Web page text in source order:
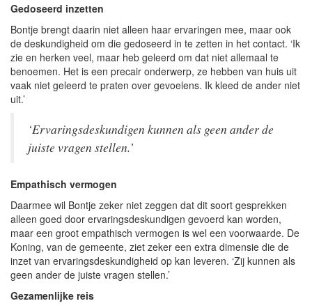
Gedoseerd inzetten
Bontje brengt daarin niet alleen haar ervaringen mee, maar ook
de deskundigheid om die gedoseerd in te zetten in het contact. ‘Ik
zie en herken veel, maar heb geleerd om dat niet allemaal te
benoemen. Het is een precair onderwerp, ze hebben van huis uit
vaak niet geleerd te praten over gevoelens. Ik kleed de ander niet
uit.’
‘Ervaringsdeskundigen kunnen als geen ander de
juiste vragen stellen.’
Empathisch vermogen
Daarmee wil Bontje zeker niet zeggen dat dit soort gesprekken
alleen goed door ervaringsdeskundigen gevoerd kan worden,
maar een groot empathisch vermogen is wel een voorwaarde. De
Koning, van de gemeente, ziet zeker een extra dimensie die de
inzet van ervaringsdeskundigheid op kan leveren. ‘Zij kunnen als
geen ander de juiste vragen stellen.’
Gezamenlijke reis